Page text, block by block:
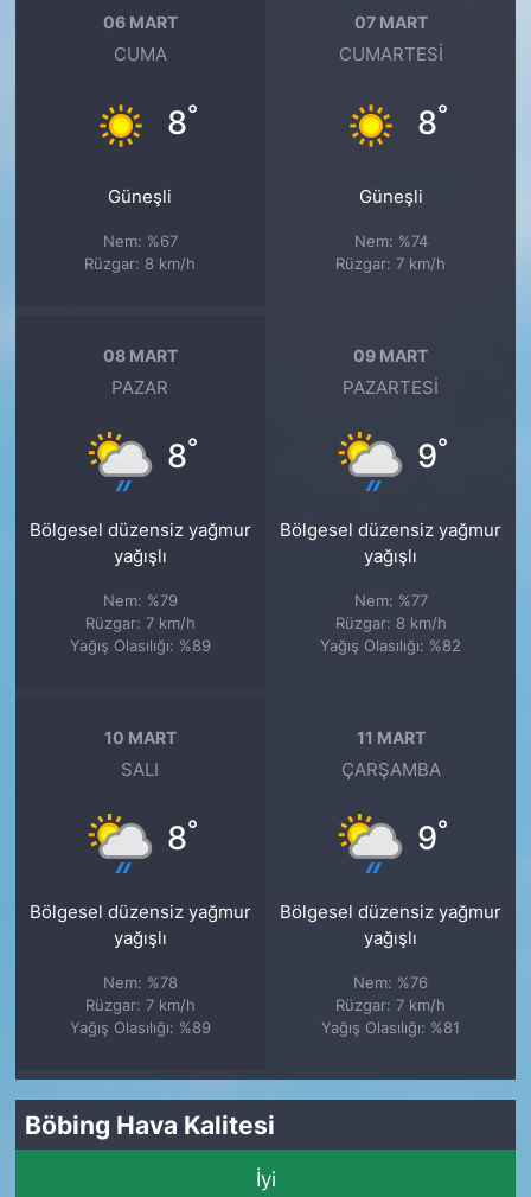
06 MART
CUMA
8°
Güneşli
Nem: %67
Rüzgar: 8 km/h
07 MART
CUMARTESI
8°
Güneşli
Nem: %74
Rüzgar: 7 km/h
08 MART
PAZAR
8°
Bölgesel düzensiz yağmur
yağışlı
Nem: %79
Rüzgar: 7 km/h
Yağış Olasılığı: %89
09 MART
PAZARTESI
9°
Bölgesel düzensiz yağmur
yağışlı
Nem: %77
Rüzgar: 8 km/h
Yağış Olasılığı: %82
10 MART
SALI
8°
Bölgesel düzensiz yağmur
yağışlı
Nem: %78
Rüzgar: 7 km/h
Yağış Olasılığı: %89
11 MART
ÇARŞAMBA
9°
Bölgesel düzensiz yağmur
yağışlı
Nem: %76
Rüzgar: 7 km/h
Yağış Olasılığı: %81
Böbing Hava Kalitesi
İyi